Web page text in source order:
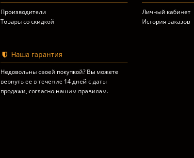
Производители
Товары со скидкой
Наша гарантия
Недовольны своей покупкой? Вы можете
вернуть ее в течение 14 дней с даты
продажи, согласно нашим правилам.
Личный кабинет
История заказов